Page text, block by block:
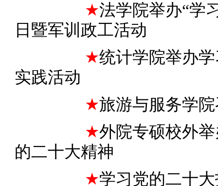
★法学院举办“学
日暨军训政工活动
★统计学院举办
实践活动
★旅游与服务学
★外院专硕校外
的二十大精神
★学习党的二十